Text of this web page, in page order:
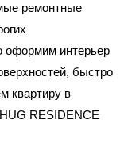
ремонтные
оформим интерьер
быстро
квартиру в
RESIDENCE